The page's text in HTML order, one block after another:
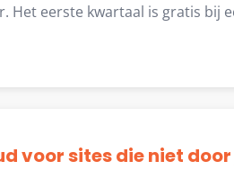
Het eerste kwartaal is gratis bij
voor sites die niet